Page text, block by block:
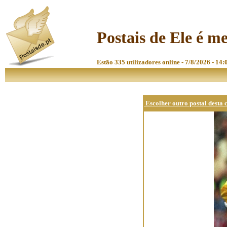
Postais de Ele é
Estão 335 utilizadores online - 7/8/2026 -
Escolher outro postal desta